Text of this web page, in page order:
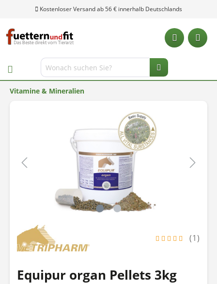
Kostenloser Versand ab 56 € innerhalb Deutschlands
Vitamine & Mineralien
(1)
Equipur organ Pellets 3kg